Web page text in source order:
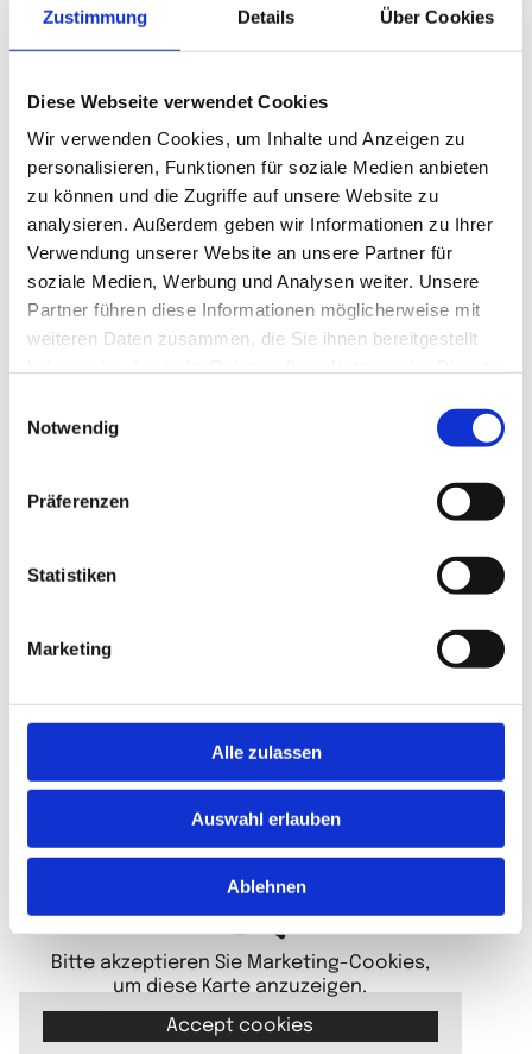
Zustimmung Details Über Cookies
Diese Webseite verwendet Cookies
Wir verwenden Cookies, um Inhalte und Anzeigen zu
personalisieren, Funktionen für soziale Medien anbieten
zu können und die Zugriffe auf unsere Website zu
analysieren. Außerdem geben wir Informationen zu Ihrer
Verwendung unserer Website an unsere Partner für
soziale Medien, Werbung und Analysen weiter. Unsere
Partner führen diese Informationen möglicherweise mit
weiteren Daten zusammen, die Sie ihnen bereitgestellt
Notwendig
Präferenzen
Statistiken
Marketing
Alle zulassen
Auswahl erlauben
Ablehnen
Name*
Vorname*
Telefon
Bitte akzeptieren Sie Marketing-Cookies,
um diese Karte anzuzeigen.
Accept cookies